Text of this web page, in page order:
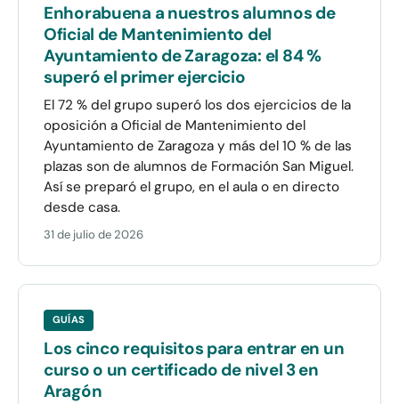
Enhorabuena a nuestros alumnos de
Oficial de Mantenimiento del
Ayuntamiento de Zaragoza: el 84 %
superó el primer ejercicio
El 72 % del grupo superó los dos ejercicios de la
oposición a Oficial de Mantenimiento del
Ayuntamiento de Zaragoza y más del 10 % de las
plazas son de alumnos de Formación San Miguel.
Así se preparó el grupo, en el aula o en directo
desde casa.
31 de julio de 2026
GUÍAS
Los cinco requisitos para entrar en un
curso o un certificado de nivel 3 en
Aragón